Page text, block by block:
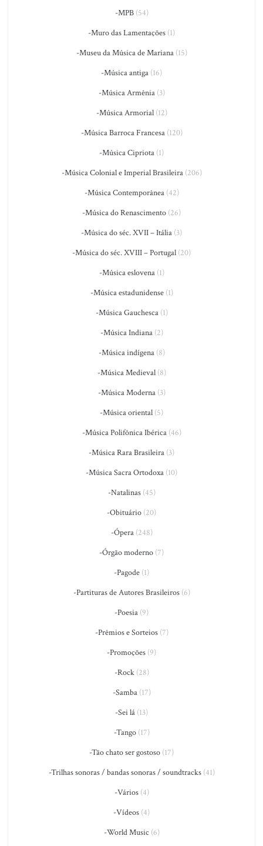
-MPB(54)
-Muro das Lamentações (1)
-Museu da Música de Mariana(15)
-Música antiga (16)
-Música Armênia(3)
-Música Armorial(12)
-Música Barroca Francesa(120)
-Música Cipriota (1)
-Música Colonial e Imperial Brasileira(206)
-Música Contemporânea(42)
-Música do Renascimento (26)
-Música do séc. XVII – Itália (3)
-Música do séc. XVIII – Portugal (20)
-Música eslovena(1)
-Música estadunidense(1)
-Música Gauchesca(1)
-Música Indiana(2)
-Música indígena(8)
-Música Medieval(8)
-Música Moderna(3)
-Música oriental (5)
-Música Polifônica Ibérica(46)
-Música Rara Brasileira (3)
-Música Sacra Ortodoxa (10)
-Natalinas(45)
-Obituário (20)
-Ópera(248)
-Órgão moderno (7)
-Pagode (1)
-Partituras de Autores Brasileiros(6)
-Poesia (9)
-Prêmios e Sorteios(7)
-Promoções (9)
-Rock(28)
-Samba(17)
-Sei lá (13)
-Tango(17)
-Tão chato ser gostoso (17)
-Trilhas sonoras / bandas sonoras / soundtracks(41)
-Vários(4)
-Vídeos (4)
-World Music (6)